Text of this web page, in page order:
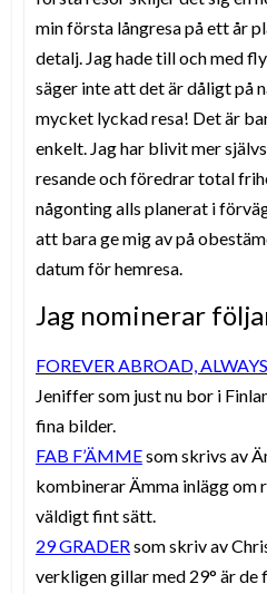
min första långresa på ett år
detalj. Jag hade till och med
säger inte att det är dåligt på
mycket lyckad resa! Det är
enkelt. Jag har blivit mer
resande och föredrar total
någonting alls planerat i
att bara ge mig av på
datum för hemresa.
Jag nominerar
FOREVER ABROAD,
Jeniffer som just nu bor i
fina bilder.
FAB F’ÄMMEsom skrivs av
kombinerar Ämma inlägg om
väldigt fint sätt.
29 GRADERsom skriv av
verkligen gillar med 29° är